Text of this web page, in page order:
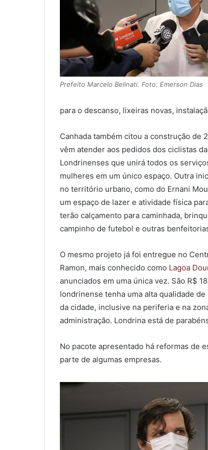
Prefeito Marcelo Belinati. Foto: Emerson Dias
para o descanso, lixeiras novas,
Canhada também citou a construção
vêm atender aos pedidos dos ciclistas
Londrinenses que unirá todos os
mulheres em um único espaço. Outra
no território urbano, como do Ernani
um espaço de lazer e atividade física
terão calçamento para caminhada,
campinho de futebol e outras
O mesmo projeto já foi entregue no
Ramon, mais conhecido como Lagoa
anunciados em uma única vez. São R$
londrinense tenha uma alta qualidade
da cidade, inclusive na periferia e na
administração. Londrina está de
No pacote apresentado há reformas de
parte de algumas empresas.